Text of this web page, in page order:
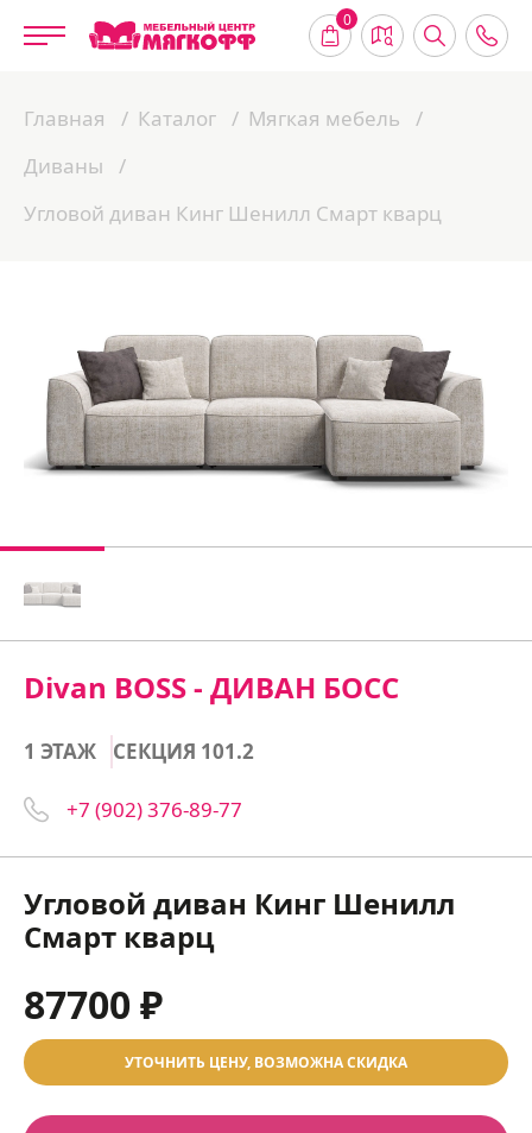
0
Главная Каталог
Мягкая мебель
Диваны
Угловой диван Кинг Шенилл Смарт кварц
Divan BOSS - ДИВАН БОСС
1 ЭТАЖ СЕКЦИЯ 101.2
+7 (902) 376-89-77
Угловой диван Кинг Шенилл
Смарт кварц
87700 ₽
УТОЧНИТЬ ЦЕНУ, ВОЗМОЖНА СКИДКА